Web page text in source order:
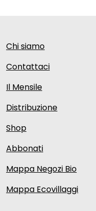
Chi siamo
Contattaci
Il Mensile
Distribuzione
Shop
Abbonati
Mappa Negozi Bio
Mappa Ecovillaggi